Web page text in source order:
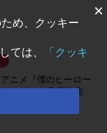
ニメ『僕のヒーロー
すこっと 7.轟凍焦
×
め、クッキー
ては、
「クッキ